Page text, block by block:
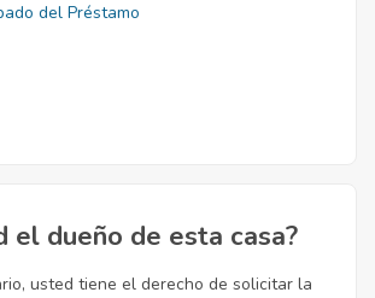
del Préstamo
el dueño de esta casa?
usted tiene el derecho de solicitar la